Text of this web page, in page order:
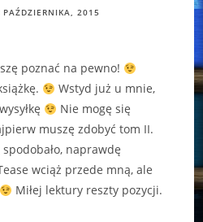
PAŹDZIERNIKA, 2015
poznać na pewno!
Wstyd już u mnie,
Nie mogę się
muszę zdobyć tom II.
naprawdę
wciąż przede mną, ale
Miłej lektury reszty pozycji.